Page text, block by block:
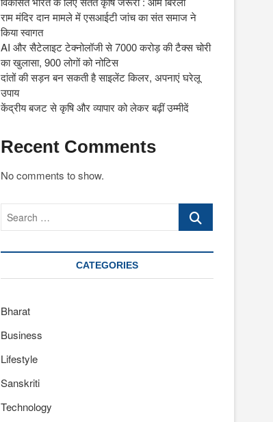
राम मंदिर दान मामले में एसआईटी जांच का संत समाज ने
किया स्वागत
AI और सैटेलाइट टेक्नोलॉजी से 7000 करोड़ की टैक्स चोरी
का खुलासा, 900 लोगों को नोटिस
दांतों की सड़न बन सकती है साइलेंट किलर, अपनाएं घरेलू
उपाय
केंद्रीय बजट से कृषि और व्यापार को लेकर बढ़ीं उम्मीदें
Recent Comments
No comments to show.
Search
CATEGORIES
Bharat
Business
Lifestyle
Sanskriti
Technology